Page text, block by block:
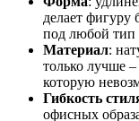
делает фигуру
под любой тип
Материал:
только лучше –
которую
Гибкость
офисных